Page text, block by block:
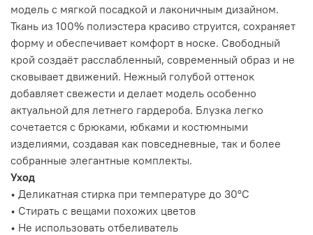
модель с мягкой посадкой и лаконичным дизайном.
Ткань из 100% полиэстера красиво струится, сохраняет
форму и обеспечивает комфорт в носке. Свободный
крой создаёт расслабленный, современный образ и не
сковывает движений. Нежный голубой оттенок
добавляет свежести и делает модель особенно
актуальной для летнего гардероба. Блузка легко
сочетается с брюками, юбками и костюмными
изделиями, создавая как повседневные, так и более
собранные элегантные комплекты.
Уход
• Деликатная стирка при температуре до 30°C
• Стирать с вещами похожих цветов
• Не использовать отбеливатель